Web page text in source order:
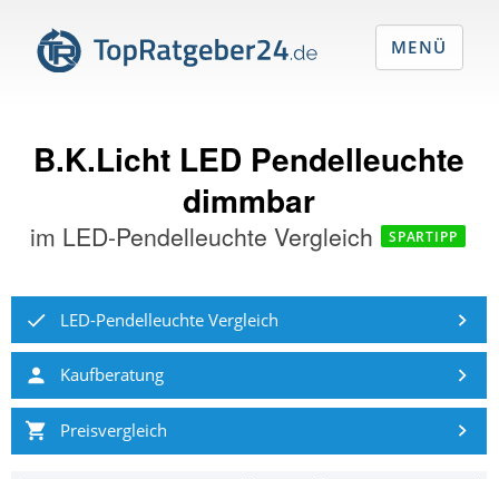
B.K.Licht LED Pendelleuchte
dimmbar
im LED-Pendelleuchte Vergleich SPARTIPP
LED-Pendelleuchte Vergleich
Kaufberatung
Preisvergleich
MENÜ